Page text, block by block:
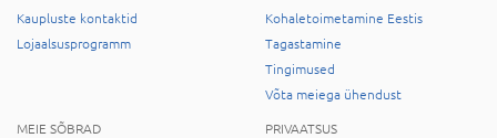
Kaupluste kontaktid
Lojaalsusprogramm
Kohaletoimetamine Eestis
Tagastamine
Tingimused
Võta meiega ühendust
MEIE SÕBRAD
PRIVAATSUS